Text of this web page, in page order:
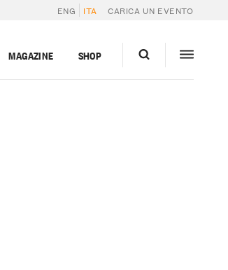
ENG ITA CARICA UN EVENTO
MAGAZINE SHOP